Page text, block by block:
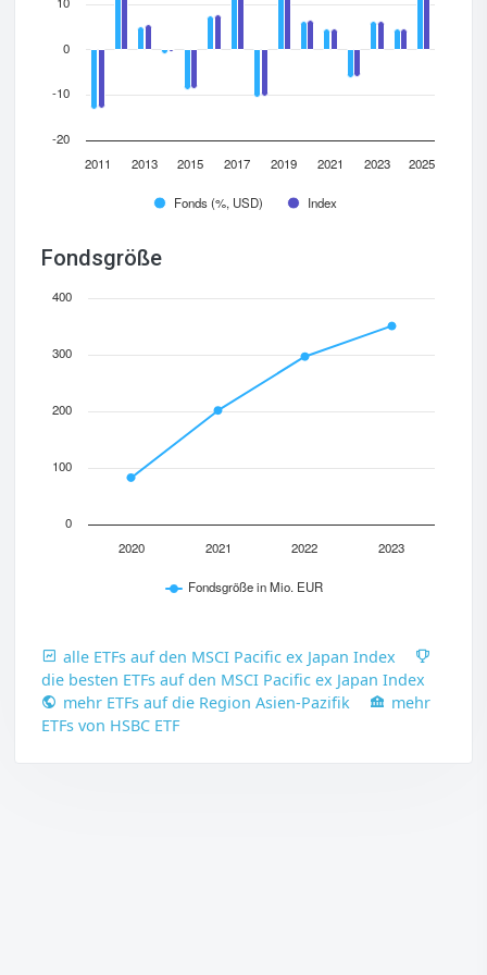
Fonds (%, USD) Index
2011 2013 2015 2017 2019 2021 2023 2025
-20
-10
0
Fondsgröße
Fondsgröße in Mio. EUR
2020 2021 2022 2023
0
100
200
300
400
alle ETFs auf den MSCI Pacific ex Japan Index
die besten ETFs auf den MSCI Pacific ex Japan Index
mehr ETFs auf die Region Asien-Pazifik
mehr
ETFs von HSBC ETF